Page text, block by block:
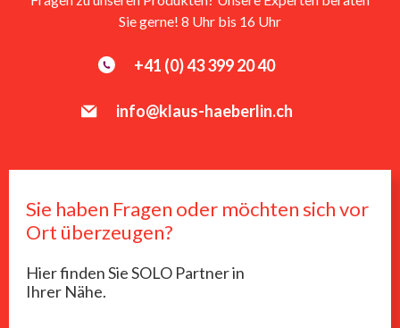
Sie gerne! 8 Uhr bis 16 Uhr
+41 (0) 43 399 20 40
info@klaus-haeberlin.ch
Sie haben Fragen oder möchten sich vor
Ort überzeugen?
Hier finden Sie SOLO Partner in
Ihrer Nähe.